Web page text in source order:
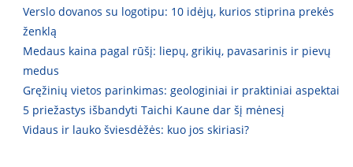
Verslo dovanos su logotipu: 10 idėjų, kurios stiprina prekės
ženklą
Medaus kaina pagal rūšį: liepų, grikių, pavasarinis ir pievų
medus
Gręžinių vietos parinkimas: geologiniai ir praktiniai aspektai
5 priežastys išbandyti Taichi Kaune dar šį mėnesį
Vidaus ir lauko šviesdėžės: kuo jos skiriasi?